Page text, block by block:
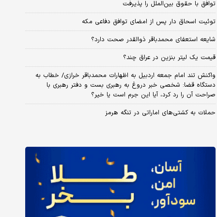
توافق با حقوق بین‌الملل را پذیرفت
توئیت اسحاق دار پس از امضای توافق دفاعی مکه
شایعه استعفای محمدباقر ذوالقدر صحت دارد؟
قیمت یک لیتر بنزین در عراق چند؟
واکنش تند امام جمعه اردبیل به اظهارات محمدباقر خرازی/ خطاب به
دستگاه قضا: شخصی خبر دروغ به رهبری بست و دفتر رهبری با
صراحت آن را رد کرد، آیا این جرم است یا خیر؟
حملات به کشتی‌های اماراتی در تنگه هرمز